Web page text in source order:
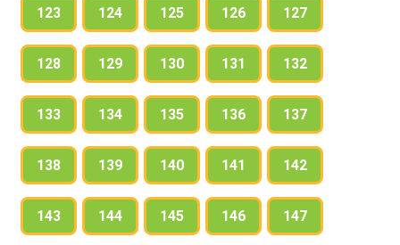
123 124 125 126 127
128 129 130 131 132
133 134 135 136 137
138 139 140 141 142
143 144 145 146 147